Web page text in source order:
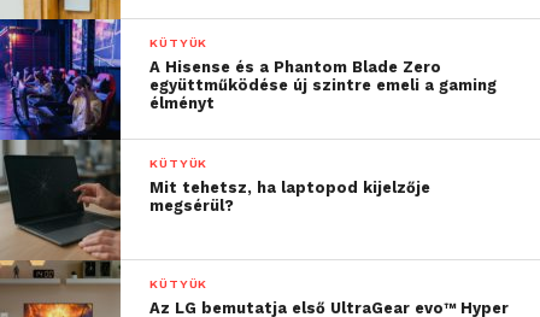
KÜTYÜK
A Hisense és a Phantom Blade Zero
együttműködése új szintre emeli a gaming
élményt
KÜTYÜK
Mit tehetsz, ha laptopod kijelzője
megsérül?
KÜTYÜK
Az LG bemutatja első UltraGear evo™ Hyper